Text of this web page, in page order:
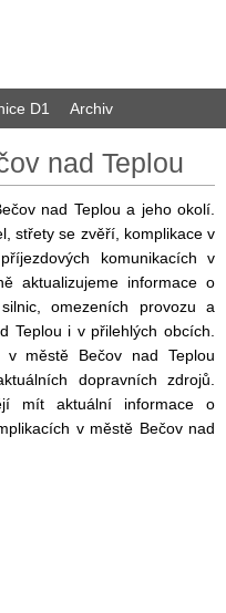
D1 Archiv
nad Teplou
nad Teplou a jeho okolí.
střety se zvěří, komplikace v
komunikacích v
aktualizujeme informace o
omezeních provozu a
Teplou i v přilehlých obcích.
v městě Bečov nad Teplou
dopravních zdrojů.
mít aktuální informace o
v městě Bečov nad